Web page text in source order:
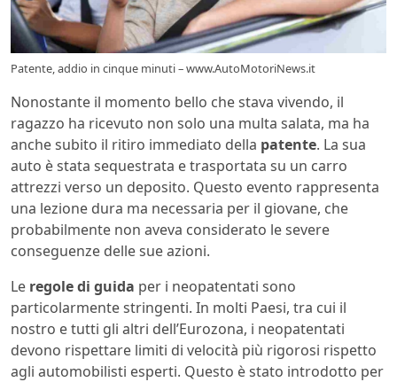
Patente, addio in cinque minuti – www.AutoMotoriNews.it
Nonostante il momento bello che stava vivendo, il
ragazzo ha ricevuto non solo una multa salata, ma ha
anche subito il ritiro immediato della patente. La sua
auto è stata sequestrata e trasportata su un carro
attrezzi verso un deposito. Questo evento rappresenta
una lezione dura ma necessaria per il giovane, che
probabilmente non aveva considerato le severe
conseguenze delle sue azioni.
Le regole di guida per i neopatentati sono
particolarmente stringenti. In molti Paesi, tra cui il
nostro e tutti gli altri dell’Eurozona, i neopatentati
devono rispettare limiti di velocità più rigorosi rispetto
agli automobilisti esperti. Questo è stato introdotto per